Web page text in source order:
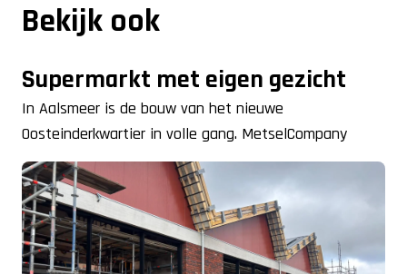
Bekijk ook
Supermarkt met eigen gezicht
In Aalsmeer is de bouw van het nieuwe
Oosteinderkwartier in volle gang. MetselCompany
Volendam levert hier een belangrijke bijdrage aan